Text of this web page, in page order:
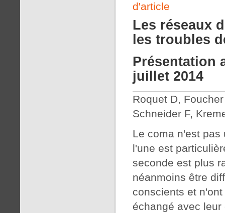
d'article
Les réseaux
les troubles
Présentation
juillet 2014
Roquet D,
Schneider F,
Le coma n'est pas
l'une est
seconde est plus
néanmoins être
conscients et
échangé avec